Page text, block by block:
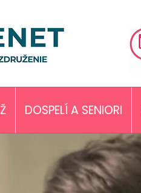
DOSPELÍ A SENIORI